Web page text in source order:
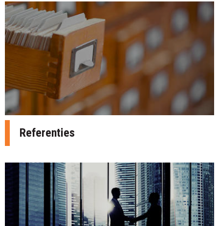
Referenties